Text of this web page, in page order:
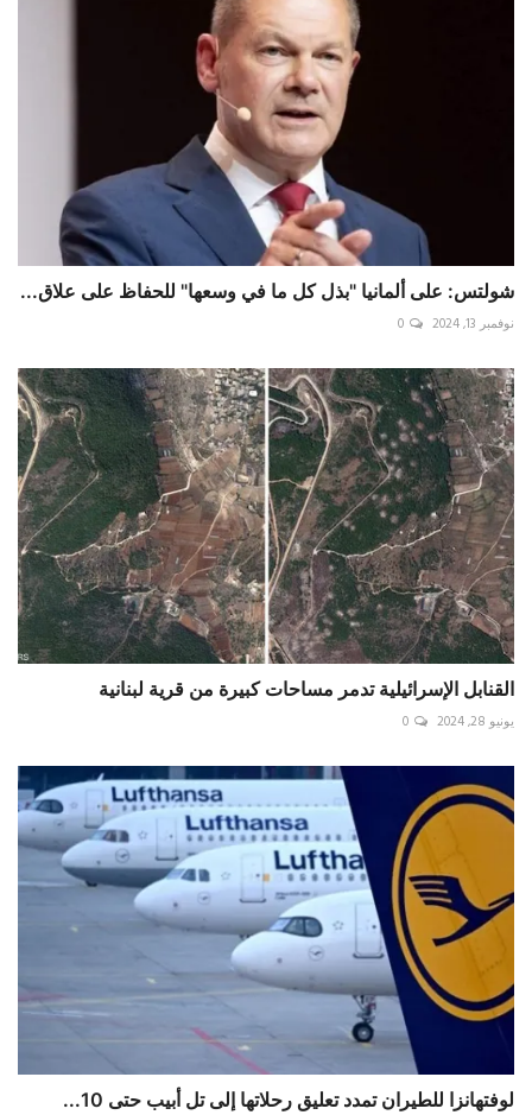
شولتس: على ألمانيا "بذل كل ما في وسعها" للحفاظ على علاق...
نوفمبر 13, 2024 0
القنابل الإسرائيلية تدمر مساحات كبيرة من قرية لبنانية
يونيو 28, 2024 0
لوفتهانزا للطيران تمدد تعليق رحلاتها إلى تل أبيب حتى 10...